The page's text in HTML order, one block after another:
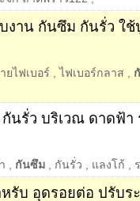
งาน กันซึม กันรั่ว ใ
ยไฟเบอร์ ,ไฟเบอร์กลาส
นรั่ว บริเวณ ดาดฟ้า
กันซึม กันรั่ว แลงโก้
หรับ อุดรอยต่อ ปรับร